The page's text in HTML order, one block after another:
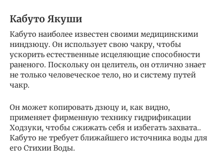
Кабуто Якуши
Кабуто наиболее известен своими медицинскими
ниндзюцу. Он использует свою чакру, чтобы
ускорить естественные исцеляющие способности
раненого. Поскольку он целитель, он отлично знает
не только человеческое тело, но и систему путей
чакр.
Он может копировать дзюцу и, как видно,
применяет фирменную технику гидрификации
Ходзуки, чтобы сжижать себя и избегать захвата..
Кабуто не требует ближайшего источника воды для
его Стихии Воды.